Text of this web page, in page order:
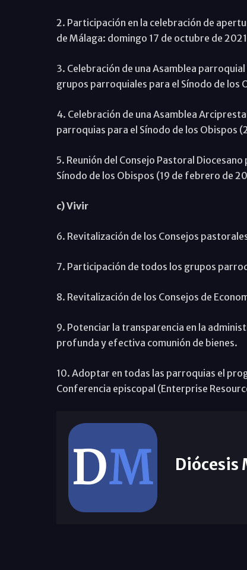
2. Participación en la celebración de
de Málaga: domingo 17 de octubre de
3. Celebración de una Asamblea
grupos parroquiales para el Sínodo de los
4. Celebración de una Asamblea
parroquias para el Sínodo de los Obispos
5. Reunión del Consejo Pastoral
Sínodo de los Obispos (19 de febrero de
c) Vivir
6. Revitalización de los Consejos
7. Participación de todos los grupos
8. Revitalización de los Consejos de
9. Potenciar la transparencia en la
profunda y efectiva comunión de bienes.
10. Adoptar en todas las parroquias el
Conferencia episcopal (Enterprise
Diócesis